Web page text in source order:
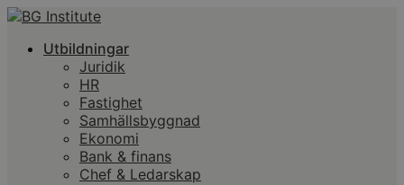
Utbildningar
Juridik
HR
Fastighet
Samhällsbyggnad
Ekonomi
Bank & finans
Chef & Ledarskap